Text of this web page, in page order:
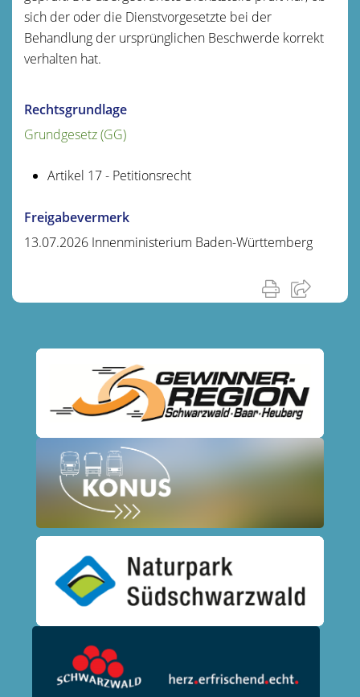
sich der oder die Dienstvorgesetzte bei der
Behandlung der ursprünglichen Beschwerde korrekt
verhalten hat.
Rechtsgrundlage
Grundgesetz (GG)
Artikel 17 - Petitionsrecht
Freigabevermerk
13.07.2026 Innenministerium Baden-Württemberg